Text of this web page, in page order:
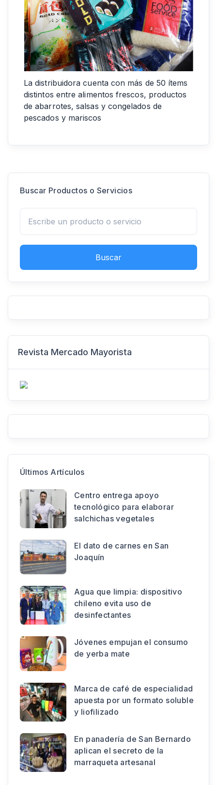
La distribuidora cuenta con más de 50 ítems
distintos entre alimentos frescos, productos
de abarrotes, salsas y congelados de
pescados y mariscos
Buscar Productos o Servicios
Buscar
Revista Mercado Mayorista
Últimos Artículos
Centro entrega apoyo
tecnológico para elaborar
salchichas vegetales
El dato de carnes en San
Joaquín
Agua que limpia: dispositivo
chileno evita uso de
desinfectantes
Jóvenes empujan el consumo
de yerba mate
Marca de café de especialidad
apuesta por un formato soluble
y liofilizado
En panadería de San Bernardo
aplican el secreto de la
marraqueta artesanal